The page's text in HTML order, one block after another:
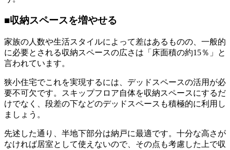
■収納スペースを増やせる
家族の人数や生活スタイルによって差はあるものの、一般的
に必要とされる収納スペースの広さは「床面積の約15％」と
言われています。
狭小住宅でこれを実現するには、デッドスペースの活用が必
要不可欠です。スキップフロア自体を収納スペースにするだ
けでなく、段差の下などのデッドスペースも積極的に利用し
ましょう。
先述した通り、半地下部分は納戸に最適です。十分な高さが
なければ居室として使えないので、その点も考慮した上で収